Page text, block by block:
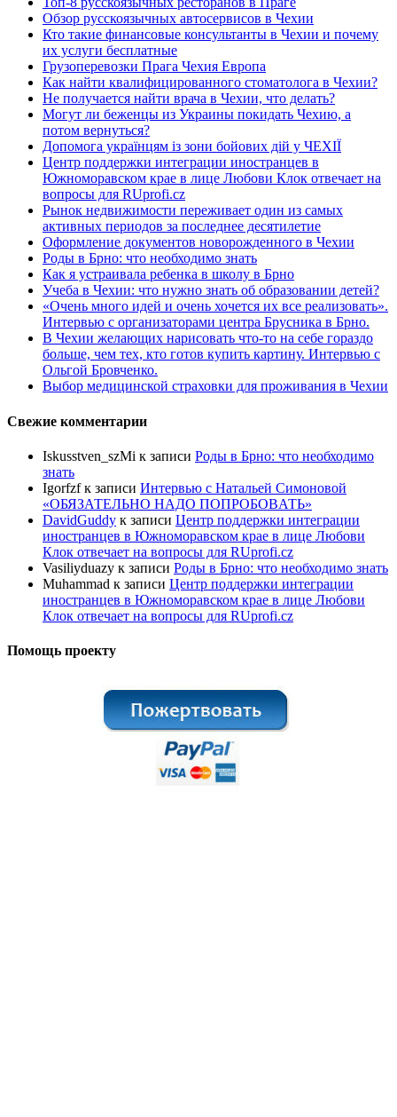
Обзор русскоязычных автосервисов в Чехии
Кто такие финансовые консультанты в Чехии и почему
их услуги бесплатные
Грузоперевозки Прага Чехия Европа
Как найти квалифицированного стоматолога в Чехии?
Не получается найти врача в Чехии, что делать?
Могут ли беженцы из Украины покидать Чехию, а
потом вернуться?
Допомога українцям із зони бойових дій у ЧЕХІЇ
Центр поддержки интеграции иностранцев в
Южноморавском крае в лице Любови Клок отвечает на
вопросы для RUprofi.cz
Рынок недвижимости переживает один из самых
активных периодов за последнее десятилетие
Оформление документов новорожденного в Чехии
Роды в Брно: что необходимо знать
Как я устраивала ребенка в школу в Брно
Учеба в Чехии: что нужно знать об образовании детей?
«Очень много идей и очень хочется их все реализовать».
Интервью с организаторами центра Брусника в Брно.
В Чехии желающих нарисовать что-то на себе гораздо
больше, чем тех, кто готов купить картину. Интервью с
Ольгой Бровченко.
Выбор медицинской страховки для проживания в Чехии
Свежие комментарии
Iskusstven_szMi к записи Роды в Брно: что необходимо
знать
Igorfzfк записи Интервью с Натальей Симоновой
«ОБЯЗАТЕЛЬНО НАДО ПОПРОБОBАТЬ»
DavidGuddy к записи Центр поддержки интеграции
иностранцев в Южноморавском крае в лице Любови
Клок отвечает на вопросы для RUprofi.cz
Vasiliyduazy к записи Роды в Брно: что необходимо знать
Muhammad к записи Центр поддержки интеграции
иностранцев в Южноморавском крае в лице Любови
Клок отвечает на вопросы для RUprofi.cz
Помощь проекту